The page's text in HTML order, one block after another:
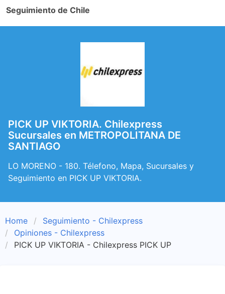
Seguimiento de Chile
PICK UP VIKTORIA. Chilexpress
Sucursales en METROPOLITANA DE
SANTIAGO
LO MORENO - 180. Télefono, Mapa, Sucursales y
Seguimiento en PICK UP VIKTORIA.
Home
Seguimiento - Chilexpress
Opiniones - Chilexpress
PICK UP VIKTORIA - Chilexpress PICK UP